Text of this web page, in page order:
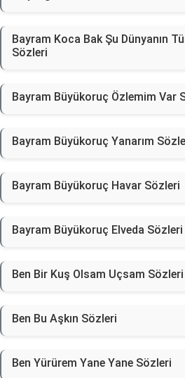
Bayram Koca Bak Şu Dünyanın
Sözleri
Bayram Büyükoruç Özlemim Var
Bayram Büyükoruç Yanarım
Bayram Büyükoruç Havar Sözleri
Bayram Büyükoruç Elveda Sözleri
Ben Bir Kuş Olsam Uçsam Sözleri
Ben Bu Aşkın Sözleri
Ben Yürürem Yane Yane Sözleri